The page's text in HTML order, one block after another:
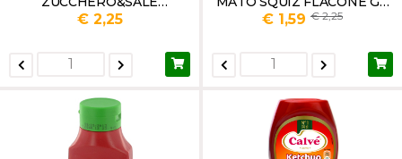
AGGIUNTI GR.235
€ 2,25
390
€ 1,59 2,25